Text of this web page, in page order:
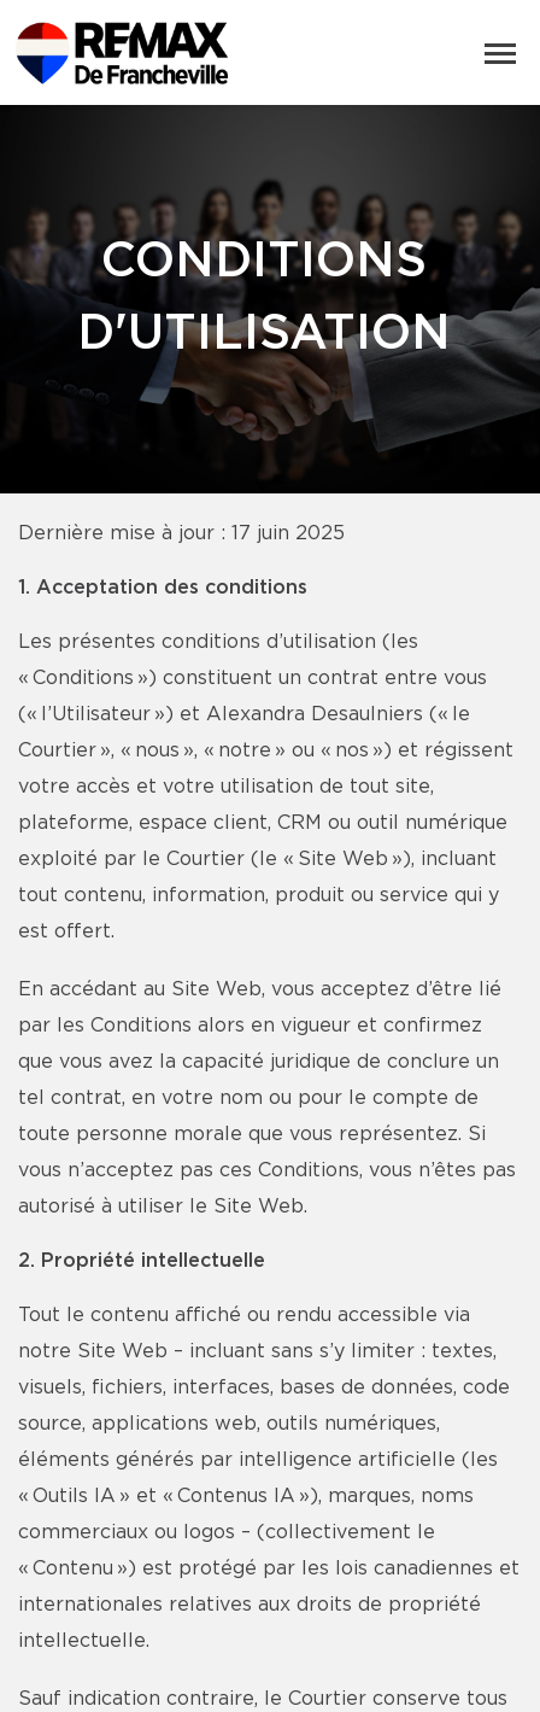
CONDITIONS
D'UTILISATION
Dernière mise à jour : 17 juin 2025
1. Acceptation des conditions
Les présentes conditions d’utilisation (les
« Conditions ») constituent un contrat entre vous
(« l’Utilisateur ») et Alexandra Desaulniers (« le
Courtier », « nous », « notre » ou « nos ») et régissent
votre accès et votre utilisation de tout site,
plateforme, espace client, CRM ou outil numérique
exploité par le Courtier (le « Site Web »), incluant
tout contenu, information, produit ou service qui y
est offert.
En accédant au Site Web, vous acceptez d’être lié
par les Conditions alors en vigueur et confirmez
que vous avez la capacité juridique de conclure un
tel contrat, en votre nom ou pour le compte de
toute personne morale que vous représentez. Si
vous n’acceptez pas ces Conditions, vous n’êtes pas
autorisé à utiliser le Site Web.
2. Propriété intellectuelle
Tout le contenu affiché ou rendu accessible via
notre Site Web – incluant sans s’y limiter : textes,
visuels, fichiers, interfaces, bases de données, code
source, applications web, outils numériques,
éléments générés par intelligence artificielle (les
« Outils IA » et « Contenus IA »), marques, noms
commerciaux ou logos – (collectivement le
« Contenu ») est protégé par les lois canadiennes et
internationales relatives aux droits de propriété
intellectuelle.
Sauf indication contraire, le Courtier conserve tous